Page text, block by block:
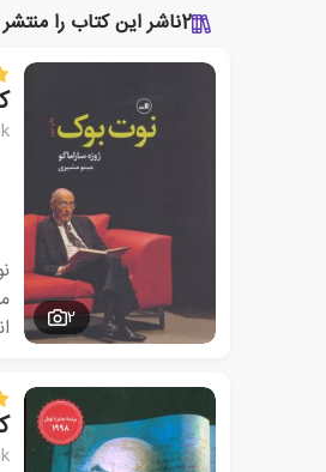
2ناشر این کتاب را منتشر
2